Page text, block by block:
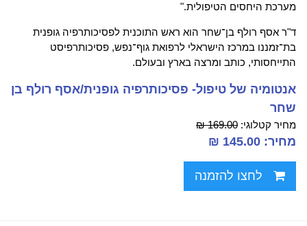
מערכת היחסים הטיפולית."
ד"ר אסף רולף בן־שחר הוא ראש התוכנית לפסיכותרפיה גופנית
בת־זמננו במרכז הישראלי לרפואת גוף־נפש, פסיכותרפיסט
התייחסותי, כותב ומרצה בארץ ובעולם.
אנטומיה של טיפול- פסיכותרפיה גופנית/אסף רולף בן
שחר
מחיר קטלוגי: 169.00 ₪
מחיר: 145.00 ₪
לחצו להזמנה